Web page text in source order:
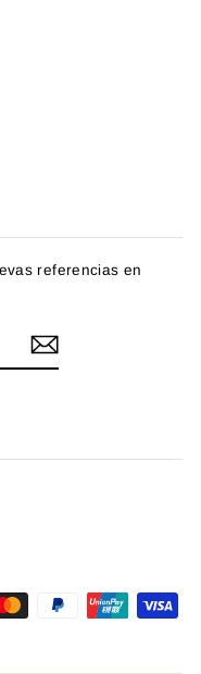
referencias en